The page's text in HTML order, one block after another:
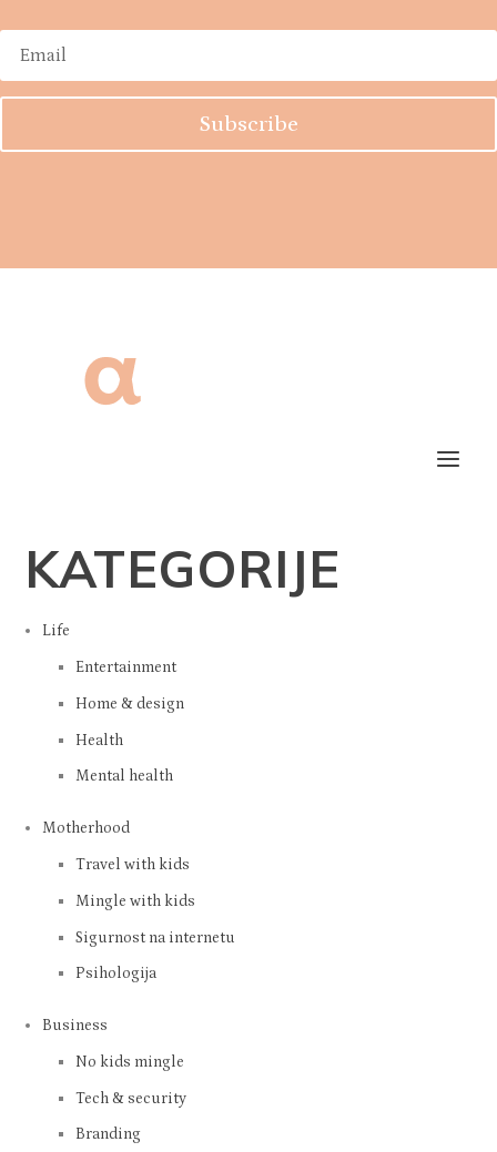
Subscribe
KATEGORIJE
Life
Entertainment
Home & design
Health
Mental health
Motherhood
Travel with kids
Mingle with kids
Sigurnost na internetu
Psihologija
Business
No kids mingle
Tech & security
Branding